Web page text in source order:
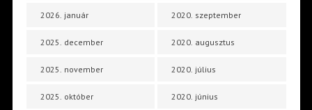
2026. január
2025. december
2025. november
2025. október
2020. szeptember
2020. augusztus
2020. július
2020. június